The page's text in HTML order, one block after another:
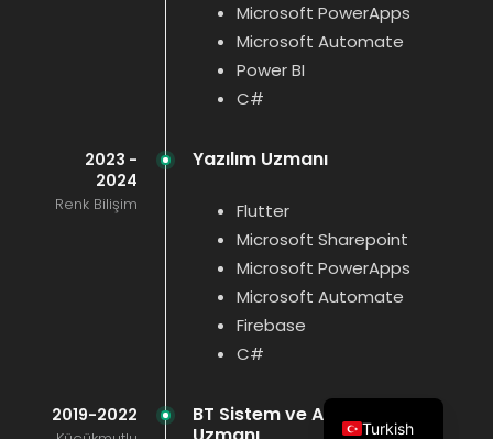
Microsoft PowerApps
Microsoft Automate
Power BI
C#
2023 -
2024
Renk Bilişim
Yazılım Uzmanı
Flutter
Microsoft Sharepoint
Microsoft PowerApps
Microsoft Automate
Firebase
C#
2019-2022
BT Sistem ve Ağ Destek
Turkish